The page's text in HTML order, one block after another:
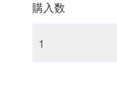
購入数